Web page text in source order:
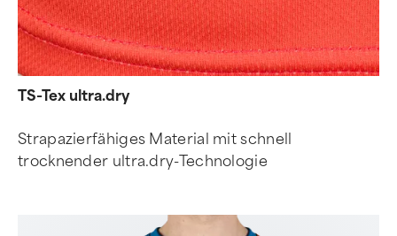
TS-Tex ultra.dry
Strapazierfähiges Material mit schnell
trocknender ultra.dry-Technologie